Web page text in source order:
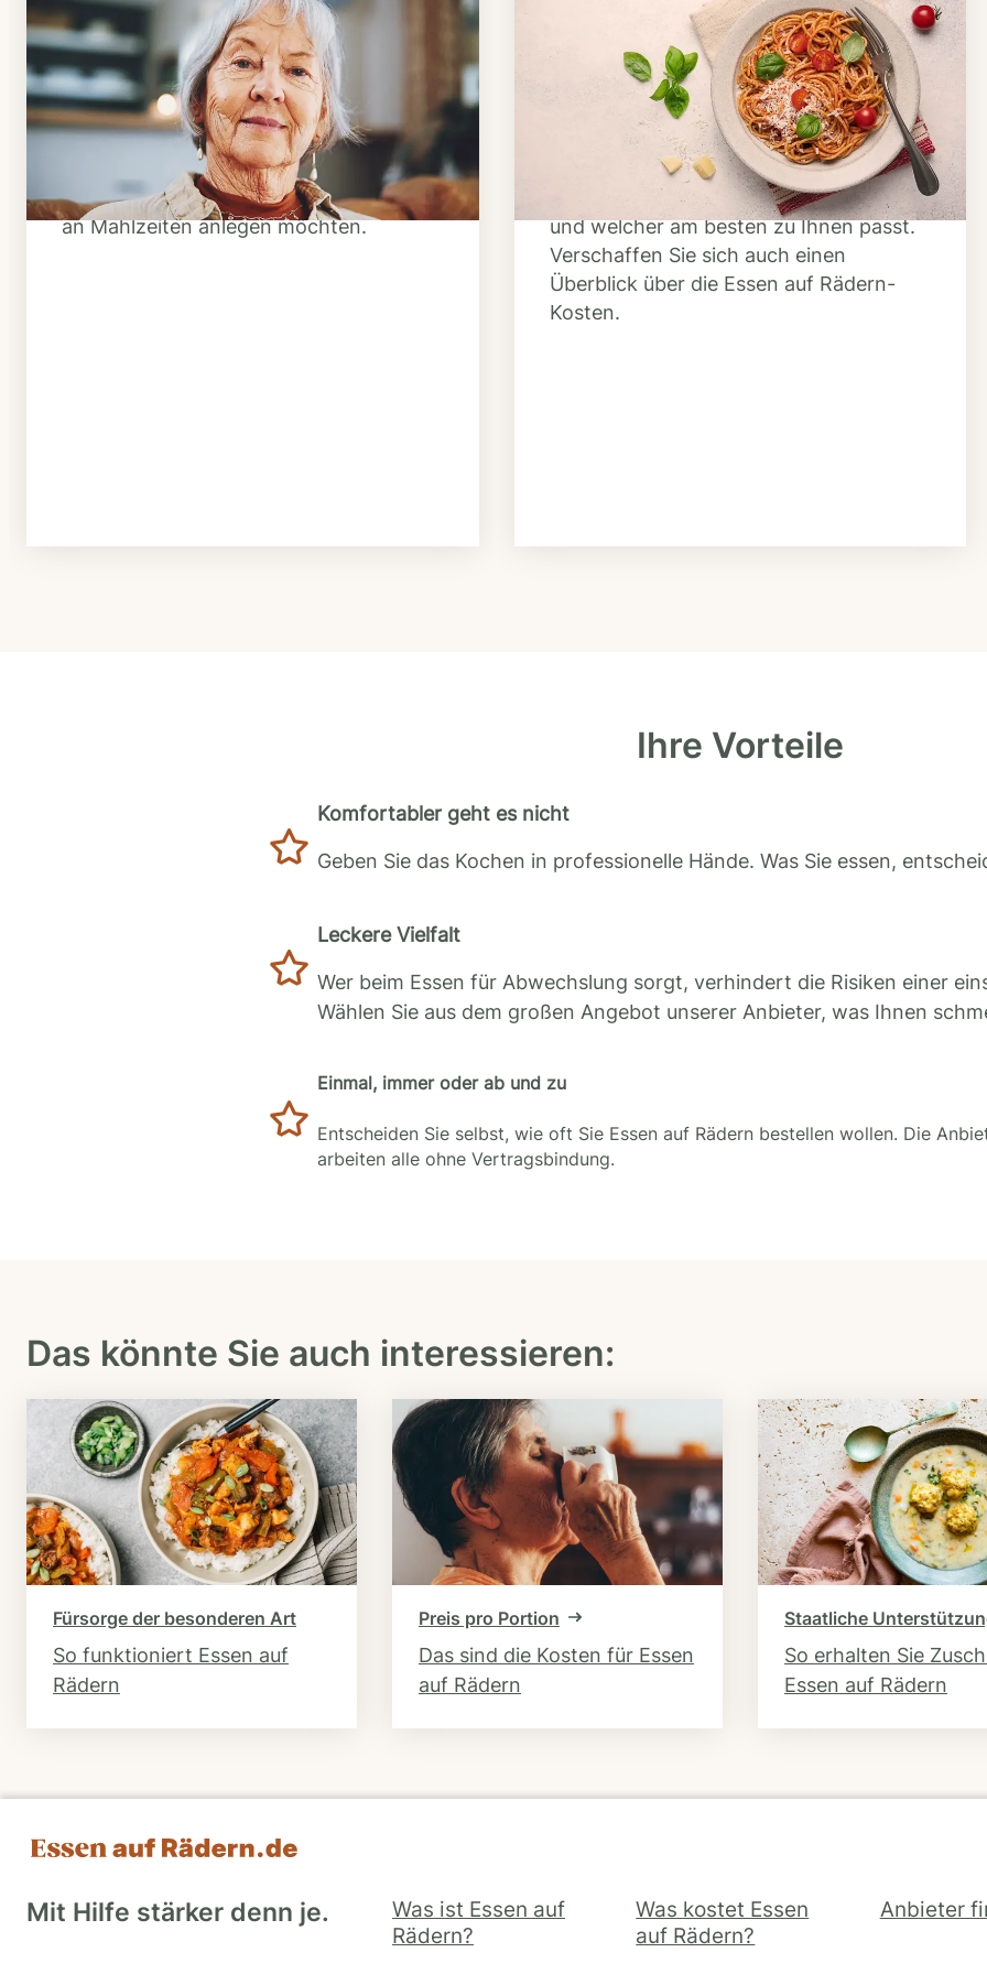
Schritt 1
Klarheit schaffen
Überlegen Sie, ob Ihnen das Essen
täglich verzehrfertig geliefert werden
soll oder Sie sich einen Tiefkühl-Vorrat
an Mahlzeiten anlegen möchten.
Schritt 2
Anbieter finden
Nutzen Sie unsere große Mahlzeiten-
Dienst-Suche, um herauszufinden,
welche Anbieter es in Ihrer Region gibt
und welcher am besten zu Ihnen passt.
Verschaffen Sie sich auch einen
Überblick über die Essen auf Rädern-
Kosten.
Ihre Vorteile
Komfortabler geht es nicht
Geben Sie das Kochen in professionelle Hände. Was Sie essen,
Leckere Vielfalt
Wer beim Essen für Abwechslung sorgt, verhindert die Risiken einer
Wählen Sie aus dem großen Angebot unserer Anbieter, was Ihnen
Einmal, immer oder ab und zu
Entscheiden Sie selbst, wie oft Sie Essen auf Rädern bestellen wollen. Die
arbeiten alle ohne Vertragsbindung.
Das könnte Sie auch interessieren:
Fürsorge der besonderen Art
So funktioniert Essen auf
Rädern
Preis pro Portion
Das sind die Kosten für Essen
auf Rädern
Staatliche
So erhalten Sie
Essen auf Rädern
Mit Hilfe stärker denn je.
Was ist Essen auf
Rädern?
Was kostet Essen
auf Rädern?
Anbieter